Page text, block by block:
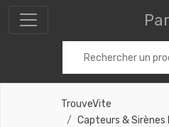
TrouveVite
Capteurs & Sirènes